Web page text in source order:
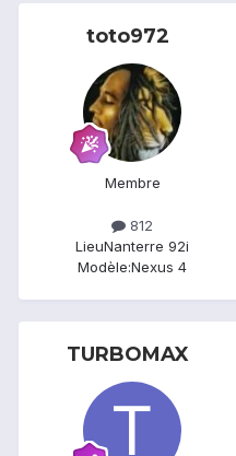
toto972
Membre
812
LieuNanterre 92i
Modèle:Nexus 4
TURBOMAX